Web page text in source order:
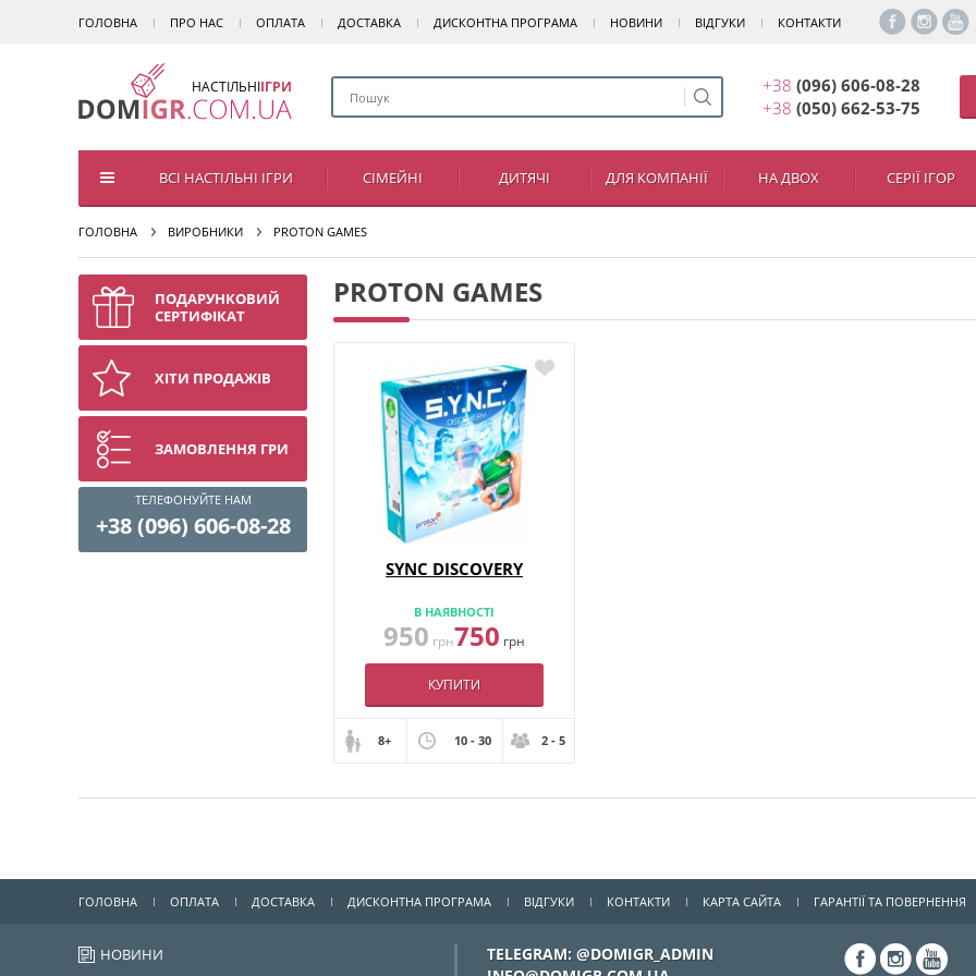
ГОЛОВНА ПРО НАС ОПЛАТА ДОСТАВКА ДИСКОНТНА ПРОГРАМА НОВИНИ ВІДГУКИ КОНТАКТИ
НАСТІЛЬНІІГРИ +38 (096) 606-08-28
+38 (050) 662-53-75
ВСІ НАСТІЛЬНІ ІГРИ СІМЕЙНІ ДИТЯЧІ ДЛЯ КОМПАНІЇ НА ДВОХ СЕРІЇ ІГОР
ГОЛОВНА ВИРОБНИКИ PROTON GAMES
ПОДАРУНКОВИЙ
СЕРТИФІКАТ
ХІТИ ПРОДАЖІВ
ЗАМОВЛЕННЯ ГРИ
ТЕЛЕФОНУЙТЕ НАМ
+38 (096) 606-08-28
PROTON GAMES
SYNC DISCOVERY
В НАЯВНОСТІ
950 грн750 грн
КУПИТИ
8+ 10 - 30 2 - 5
ГОЛОВНА ОПЛАТА ДОСТАВКА ДИСКОНТНА ПРОГРАМА ВІДГУКИ КОНТАКТИ КАРТА САЙТА ГАРАНТІЇ ТА ПОВЕРНЕННЯ
НОВИНИ
TELEGRAM: @DOMIGR_ADMIN